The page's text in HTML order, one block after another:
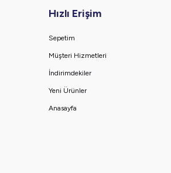
Hızlı Erişim
Sepetim
Müşteri Hizmetleri
İndirimdekiler
Yeni Ürünler
Anasayfa